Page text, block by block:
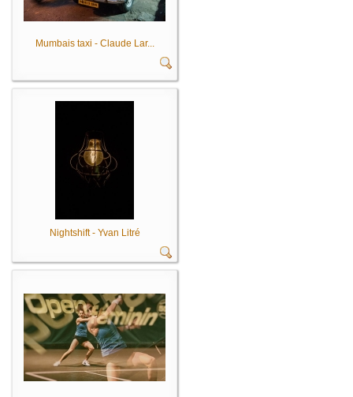
Mumbais taxi - Claude Lar...
Nightshift - Yvan Litré